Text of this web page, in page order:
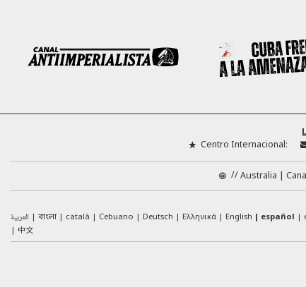
Centro Internacional:
//Australia
العربية বাংলা català Cebuano Deutsch Ελληνικά English español
中文